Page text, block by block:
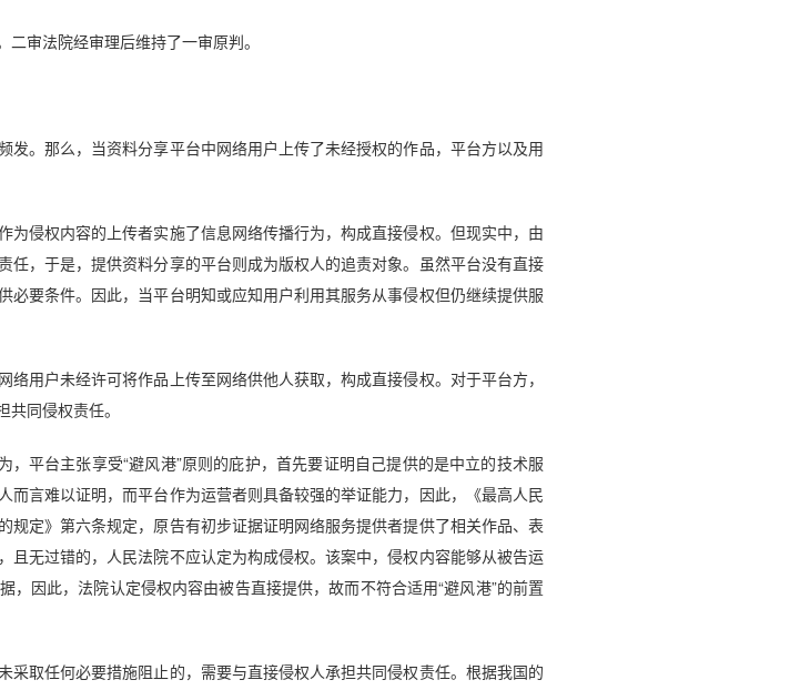
审法院经审理后维持了一审原判。
。那么，当资料分享平台中网络用户上传了未经授权的作品，平台方以及用
侵权内容的上传者实施了信息网络传播行为，构成直接侵权。但现实中，由
，于是，提供资料分享的平台则成为版权人的追责对象。虽然平台没有直接
必要条件。因此，当平台明知或应知用户利用其服务从事侵权但仍继续提供服
户未经许可将作品上传至网络供他人获取，构成直接侵权。对于平台方，
同侵权责任。
平台主张享受“避风港”原则的庇护，首先要证明自己提供的是中立的技术服
言难以证明，而平台作为运营者则具备较强的举证能力，因此，《最高人民
定》第六条规定，原告有初步证据证明网络服务提供者提供了相关作品、表
无过错的，人民法院不应认定为构成侵权。该案中，侵权内容能够从被告运
因此，法院认定侵权内容由被告直接提供，故而不符合适用“避风港”的前置
取任何必要措施阻止的，需要与直接侵权人承担共同侵权责任。根据我国的